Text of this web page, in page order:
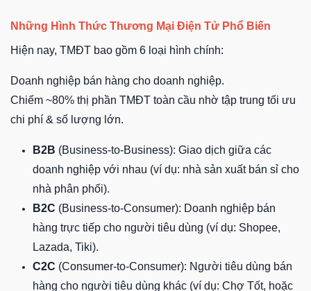
Những Hình Thức Thương Mại Điện Tử Phổ Biến
Hiện nay, TMĐT bao gồm 6 loại hình chính:
Doanh nghiệp bán hàng cho doanh nghiệp.
Chiếm ~80% thị phần TMĐT toàn cầu nhờ tập trung tối ưu
chi phí & số lượng lớn.
B2B (Business-to-Business): Giao dịch giữa các
doanh nghiệp với nhau (ví dụ: nhà sản xuất bán sỉ cho
nhà phân phối).
B2C (Business-to-Consumer): Doanh nghiệp bán
hàng trực tiếp cho người tiêu dùng (ví dụ: Shopee,
Lazada, Tiki).
C2C (Consumer-to-Consumer): Người tiêu dùng bán
hàng cho người tiêu dùng khác (ví dụ: Chợ Tốt, hoặc